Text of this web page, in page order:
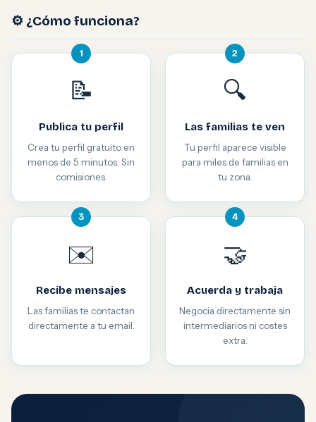
⚙️ ¿Cómo funciona?
1
📝
Publica tu perfil
Crea tu perfil gratuito en
menos de 5 minutos. Sin
comisiones.
2
🔍
Las familias te ven
Tu perfil aparece visible
para miles de familias en
tu zona.
3
✉️
Recibe mensajes
Las familias te contactan
directamente a tu email.
4
🤝
Acuerda y trabaja
Negocia directamente sin
intermediarios ni costes
extra.